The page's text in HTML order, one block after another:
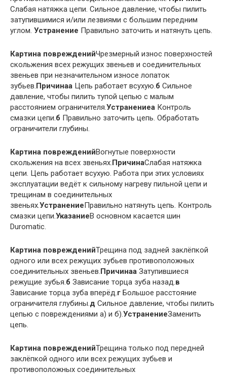
Слабая натяжка цепи. Сильное давление, чтобы пилить
затупившимися и/или лезвиями с большим передним
углом. Устранение Правильно заточить и натянуть цепь.
Картина поврежденийЧрезмерный износ поверхностей
скольжения всех режущих звеньев и соединительных
звеньев при незначительном износе лопаток
зубьев. Причинаа Цепь работает всухую. б Сильное
давление, чтобы пилить тупой цепью с малым
расстоянием ограничителя. Устранениеа Контроль
смазки цепи. б Правильно заточить цепь. Обработать
ограничители глубины.
Картина поврежденийВогнутые поверхности
скольжения на всех звеньях. ПричинаСлабая натяжка
цепи. Цепь работает всухую. Работа при этих условиях
эксплуатации ведёт к сильному нагреву пильной цепи и
трещинам в соединительных
звеньях.УстранениеПравильно натянуть цепь. Контроль
смазки цепи. УказаниеВ основном касается шин
Duromatic.
Картина поврежденийТрещина под задней заклёпкой
одного или всех режущих зубьев противоположных
соединительных звеньев. Причинаа Затупившиеся
режущие зубья. б Зависание торца зуба назад. в
Зависание торца зуба вперёд. г Большое расстояние
ограничителя глубины. д Сильное давление, чтобы пилить
цепью с повреждениями а) и б). УстранениеЗаменить
цепь.
Картина поврежденийТрещина только под передней
заклёпкой одного или всех режущих зубьев и
противоположных соединительных